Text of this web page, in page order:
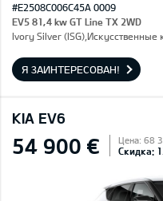
#E2508C006C45A 0009
EV5 81,4 kw GT Line TX 2WD
Ivory Silver
Я ЗАИНТЕРЕСОВАН!
KIA EV6
54 900 € Цена: 68
Скидка: